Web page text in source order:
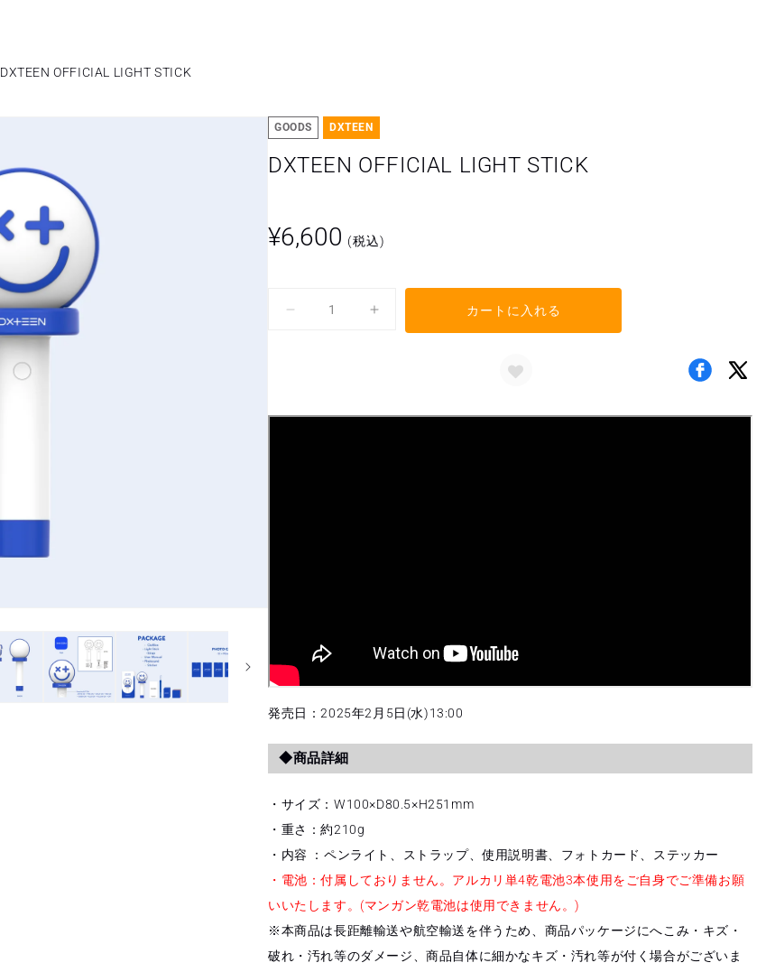
DXTEEN OFFICIAL LIGHT STICK
GOODS DXTEEN
DXTEEN OFFICIAL LIGHT STICK
通
¥6,600 (税込)
DXTEEN
数
DXTEEN
OFFICIAL
数
カートに入れる
発売日：2025年2月5日(水)13:00
◆商品詳細
・サイズ：W100×D80.5×H251mm
・重さ：約210g
・内容 ：ペンライト、ストラップ、使用説明書、フォトカード、ステッカー
・電池：付属しておりません。アルカリ単4乾電池3本使用をご自身でご準備お願
いいたします。(マンガン乾電池は使用できません。)
※本商品は長距離輸送や航空輸送を伴うため、商品パッケージにへこみ・キズ・
破れ・汚れ等のダメージ、商品自体に細かなキズ・汚れ等が付く場合がございま